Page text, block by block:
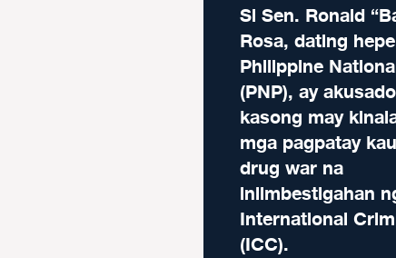
Si Sen. Ronald
Rosa, dating
Philippine
(PNP), ay
kasong may
mga pagpatay
drug war na
iniimbestigahan
International
(ICC).